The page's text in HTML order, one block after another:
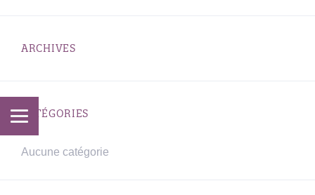
ARCHIVES
CATÉGORIES
Aucune catégorie